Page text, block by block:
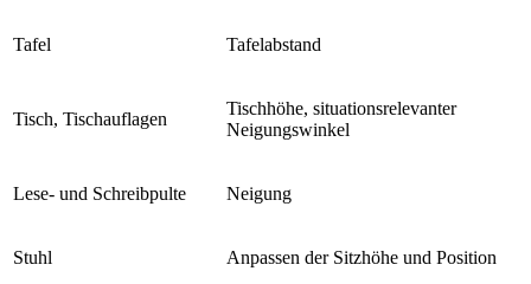
Tafel Tafelabstand
Tisch, Tischauflagen
Tischhöhe, situationsrelevanter
Neigungswinkel
Lese- und Schreibpulte Neigung
Stuhl Anpassen der Sitzhöhe und Position